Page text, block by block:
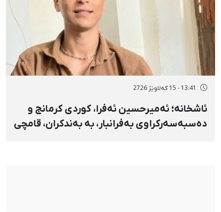
13:41 - 15 گەلاوێژ 2726
ئاشخانە؛ ئەمیرحسین ئەفرا، کوردی کرمانج و
دەسبەسەرکراوی بەفرانبار، بە بەندکران، قامچی